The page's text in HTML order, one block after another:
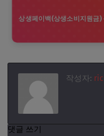
상생페이백(상생소비지원금)
작성자:
댓글 쓰기